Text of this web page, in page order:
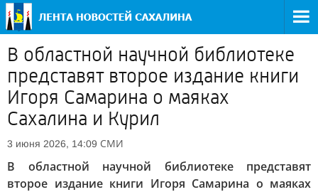
В областной научной библиотеке
представят второе издание книги
Игоря Самарина о маяках
Сахалина и Курил
3 июня 2026, 14:09 СМИ
В областной научной библиотеке представят
второе издание книги Игоря Самарина о маяках